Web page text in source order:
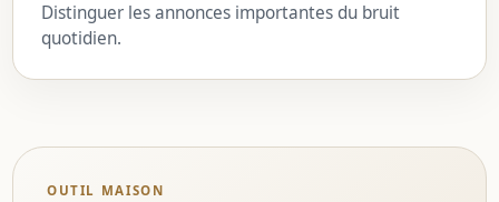
Distinguer les annonces importantes du bruit
quotidien.
OUTIL MAISON